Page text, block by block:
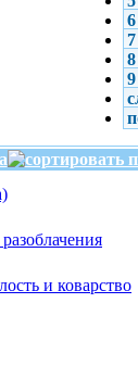
6
7
8
9
и коварство